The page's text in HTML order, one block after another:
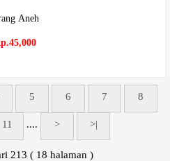
Aneh
5 6 7 8
11 .... > >|
213 ( 18 halaman )